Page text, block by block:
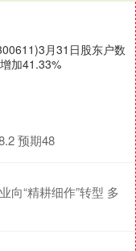
月31日股东户数
加41.33%
预期48
向“精耕细作”转型 多